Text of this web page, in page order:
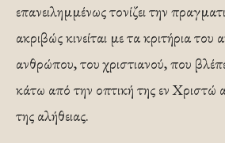
επανειλημμένως τονίζει την
ακριβώς κινείται με τα κριτήρια του
ανθρώπου, του χριστιανού, που
κάτω από την οπτική της εν Χριστώ
της αλήθειας.